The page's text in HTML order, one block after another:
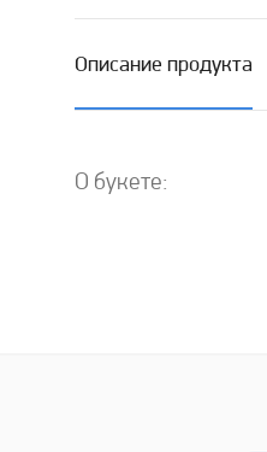
Описание продукта
О букете: